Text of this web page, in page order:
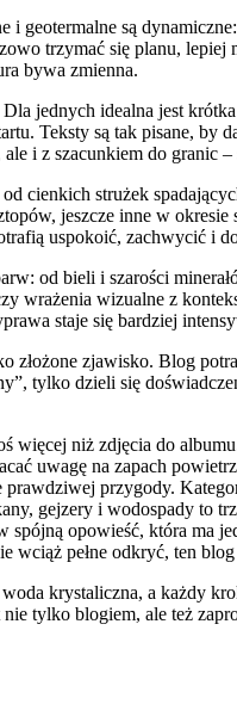
geotermalne są
trzymać się planu,
bywa zmienna.
jednych idealna jest
Teksty są tak pisane, by
i z szacunkiem do granic
cienkich strużek
jeszcze inne w
uspokoić, zachwycić i
od bieli i szarości
wrażenia wizualne z
staje się bardziej
złożone zjawisko. Blog
tylko dzieli się
więcej niż zdjęcia do
uwagę na zapach
przygody.
gejzery i wodospady to
opowieść, która ma
wciąż pełne odkryć, ten
krystaliczna, a każdy
tylko blogiem, ale też